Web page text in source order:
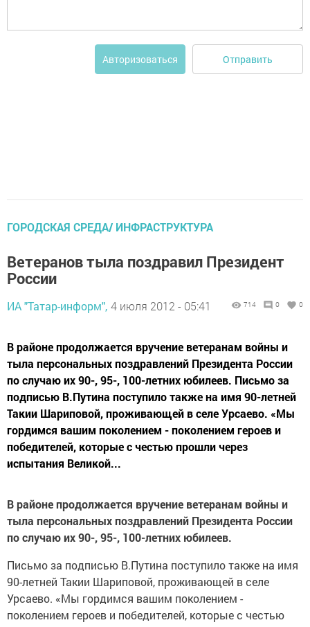
Авторизоваться Отправить
ГОРОДСКАЯ СРЕДА/ ИНФРАСТРУКТУРА
Ветеранов тыла поздравил Президент
России
ИА "Татар-информ", 4 июля 2012 - 05:41 714 0 0
В районе продолжается вручение ветеранам войны и
тыла персональных поздравлений Президента России
по случаю их 90-, 95-, 100-летних юбилеев. Письмо за
подписью В.Путина поступило также на имя 90-летней
Такии Шариповой, проживающей в селе Урсаево. «Мы
гордимся вашим поколением - поколением героев и
победителей, которые с честью прошли через
испытания Великой...
В районе продолжается вручение ветеранам войны и
тыла персональных поздравлений Президента России
по случаю их 90-, 95-, 100-летних юбилеев.
Письмо за подписью В.Путина поступило также на имя
90-летней Такии Шариповой, проживающей в селе
Урсаево. «Мы гордимся вашим поколением -
поколением героев и победителей, которые с честью